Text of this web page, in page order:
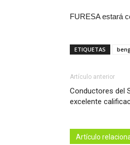
FURESA estará
ETIQUETAS
Artículo anterior
Conductores del
excelente
Artículo